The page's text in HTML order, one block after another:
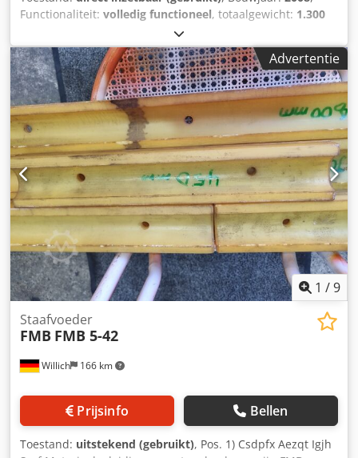
Functionaliteit: volledig functioneel, totaalgewicht: 1.300
2 kW (2,72 pk), controller model:
werkstuklengte (max.):3.000 mm, balkdoorvoer:60 mm,
TECHNISCHE GEGEVENS Maximale werkstuklengte: 3.000
mm Diameter van de geleidekanaal: ca. 60 mm
MACHINEGEGEVENS Bedieningspaneel: HBG 10
Aandrijfvermogen: 2 kW Crodpfxjzqcv To Ah Sef Gewicht:
1.300 kg
Advertentie
1 /9
Willich 166 km
Staafvoeder
FMB FMB 5-42
Prijsinfo Bellen
Toestand: uitstekend (gebruikt), Pos. 1) Csdpfx Aezqt Igjh